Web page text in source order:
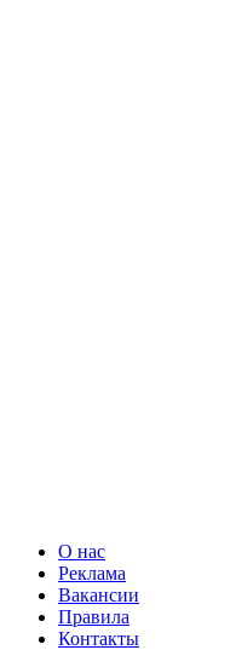
О нас
Реклама
Вакансии
Правила
Контакты